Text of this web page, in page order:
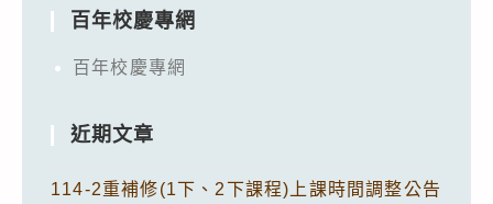
百年校慶專網
百年校慶專網
近期文章
114-2重補修(1下、2下課程)上課時間調整公告